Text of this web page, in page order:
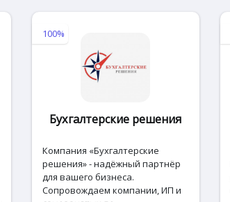
100%
Бухгалтерские решения
Компания «Бухгалтерские
решения» - надёжный партнёр
для вашего бизнеса.
Сопровождаем компании, ИП и